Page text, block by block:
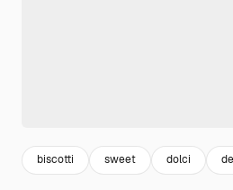
biscotti sweet dolci